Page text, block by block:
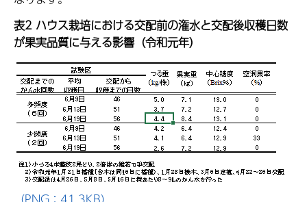
表2 ハウス栽培における交配前の潅水と交配後収穫日数
が果実品質に与える影響（令和元年）